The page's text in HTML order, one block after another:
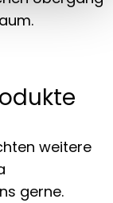
weitere
gerne.